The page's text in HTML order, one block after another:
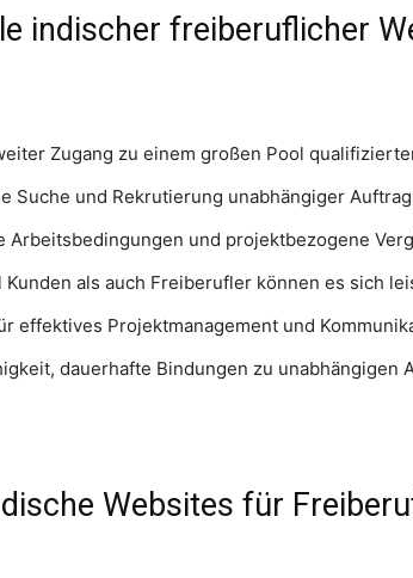
indischer freiberuflicher
Zugang zu einem großen Pool
Suche und Rekrutierung unabhängiger
Arbeitsbedingungen und projektbezogene
Kunden als auch Freiberufler können es sich
effektives Projektmanagement und
dauerhafte Bindungen zu unabhängigen
Websites für